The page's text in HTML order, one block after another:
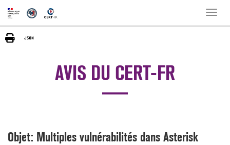
Toggle
AVIS DU CERT-FR
Objet: Multiples vulnérabilités dans Asterisk